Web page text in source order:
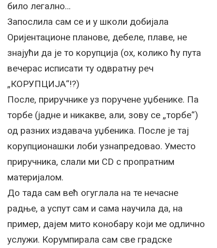
било легално…
Запослила сам се и у школи добијала
Оријентационе планове, дебеле, плаве, не
знајући да је то корупција (ох, колико ћу пута
вечерас исписати ту одвратну реч
„КОРУПЦИЈА“!?)
После, приручнике уз поручене уџбенике. Па
торбе (јадне и никакве, али, зову се „торбе“)
од разних издавача уџбеника. После је тај
корупционашки лоби узнапредовао. Уместо
приручника, слали ми CD с пропратним
материјалом.
До тада сам већ огуглала на те нечасне
радње, а успут сам и сама научила да, на
пример, дајем мито конобару који ме одлично
услужи. Корумпирала сам све градске